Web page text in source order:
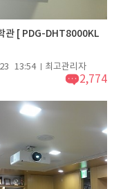
관 [ PDG-DHT8000KL
13:54 최고관리자
2,774